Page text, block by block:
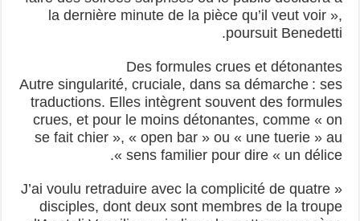
la dernière minute de la pièce qu’il veut voir »,
poursuit Benedetti.
Des formules crues et détonantes
Autre singularité, cruciale, dans sa démarche : ses
traductions. Elles intègrent souvent des formules
crues, et pour le moins détonantes, comme « on
se fait chier », « open bar » ou « une tuerie » au
sens familier pour dire « un délice ».
« J’ai voulu retraduire avec la complicité de quatre
disciples, dont deux sont membres de la troupe